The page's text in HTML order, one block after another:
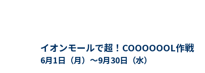
イオンモールで超！COOOOOOL作戦
6月1日（月）～9月30日（水）